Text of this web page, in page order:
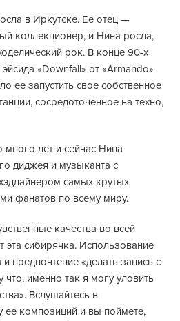
в Иркутске. Ее отец —
коллекционер, и Нина росла,
рок. В конце 90-х
«Downfall» от «Armando»
ее запустить свое собственное
сосредоточенное на техно,
лет и сейчас Нина
диджея и музыканта с
самых крутых
фанатов по всему миру.
качества во всей
эта сибирячка. Использование
предпочтение «делать запись с
именно так я могу уловить
Вслушайтесь в
ее композиций и вы поймете,